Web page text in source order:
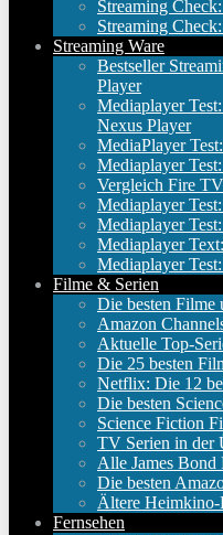
Streaming
Streaming
Streaming Ware
Bestseller
Player
Mediaplayer
Nexus Player
MediaPlayer
Mediaplayer
Vergleich Fire
Mediaplayer
Mediaplayer
Mediaplayer
Mediaplayer
Filme & Serien
Die besten
Amazon
Aktuelle Top-
Die 25 besten
Netflix: Die 12
Die besten
Science Fiction
TV Serien in der
Alle James
Die besten
Ältere Heimkino-
Fernsehen